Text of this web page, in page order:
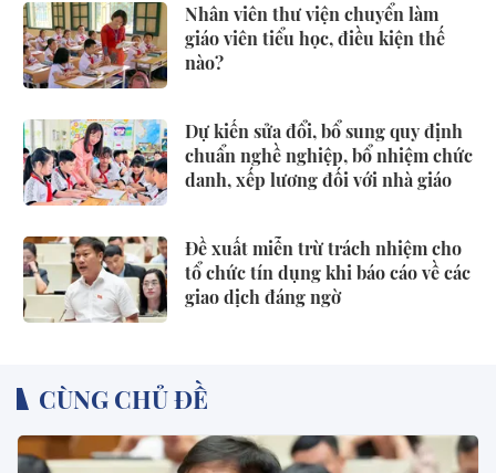
Nhân viên thư viện chuyển làm
giáo viên tiểu học, điều kiện thế
nào?
Dự kiến sửa đổi, bổ sung quy định
chuẩn nghề nghiệp, bổ nhiệm chức
danh, xếp lương đối với nhà giáo
Đề xuất miễn trừ trách nhiệm cho
tổ chức tín dụng khi báo cáo về các
giao dịch đáng ngờ
CÙNG CHỦ ĐỀ